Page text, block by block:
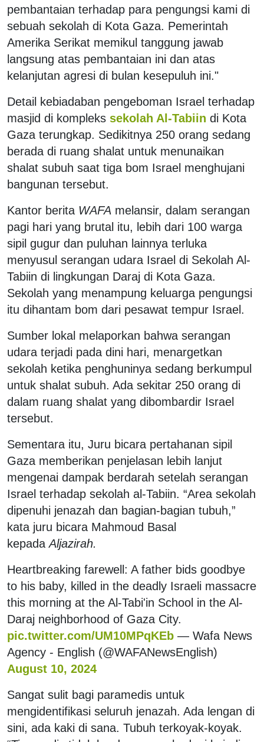
pembantaian terhadap para pengungsi kami di
sebuah sekolah di Kota Gaza. Pemerintah
Amerika Serikat memikul tanggung jawab
langsung atas pembantaian ini dan atas
kelanjutan agresi di bulan kesepuluh ini."
Detail kebiadaban pengeboman Israel terhadap
masjid di kompleks sekolah Al-Tabiin di Kota
Gaza terungkap. Sedikitnya 250 orang sedang
berada di ruang shalat untuk menunaikan
shalat subuh saat tiga bom Israel menghujani
bangunan tersebut.
Kantor berita WAFA melansir, dalam serangan
pagi hari yang brutal itu, lebih dari 100 warga
sipil gugur dan puluhan lainnya terluka
menyusul serangan udara Israel di Sekolah Al-
Tabiin di lingkungan Daraj di Kota Gaza.
Sekolah yang menampung keluarga pengungsi
itu dihantam bom dari pesawat tempur Israel.
Sumber lokal melaporkan bahwa serangan
udara terjadi pada dini hari, menargetkan
sekolah ketika penghuninya sedang berkumpul
untuk shalat subuh. Ada sekitar 250 orang di
dalam ruang shalat yang dibombardir Israel
tersebut.
Sementara itu, Juru bicara pertahanan sipil
Gaza memberikan penjelasan lebih lanjut
mengenai dampak berdarah setelah serangan
Israel terhadap sekolah al-Tabiin. “Area sekolah
dipenuhi jenazah dan bagian-bagian tubuh,”
kata juru bicara Mahmoud Basal
kepadaAljazirah.
Heartbreaking farewell: A father bids goodbye
to his baby, killed in the deadly Israeli massacre
this morning at the Al-Tabi'in School in the Al-
Daraj neighborhood of Gaza City.
pic.twitter.com/UM10MPqKEb — Wafa News
Agency - English (@WAFANewsEnglish)
August 10, 2024
Sangat sulit bagi paramedis untuk
mengidentifikasi seluruh jenazah. Ada lengan di
sini, ada kaki di sana. Tubuh terkoyak-koyak.